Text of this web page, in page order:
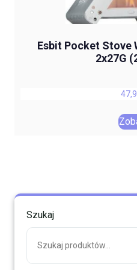
Esbit Pocket Stove
2x27G
Szukaj